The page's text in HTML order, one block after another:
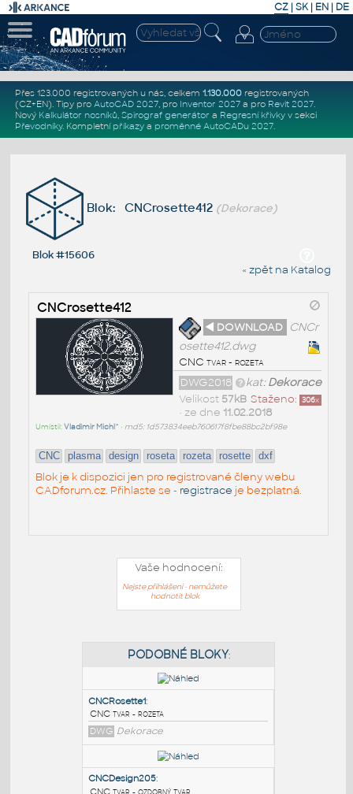
CZ | SK| EN | DE
Přes 123.000 registrovaných u nás, celkem 1.130.000registrovaných
(CZ+EN). Tipy pro AutoCAD 2027, pro Inventor 2027a pro Revit 2027.
Nový Kalkulátor nosníků, Spirograf generátor a Regresní křivkyv sekci
Převodníky. Kompletní příkazya proměnné AutoCADu 2027.
Blok: CNCrosette412 (Dekorace)
Blok #15606
« zpět na Katalog
CNCrosette412
◄ DOWNLOAD
CNCr
osette412.dwg
CNC tvar - rozeta
kat:Dekorace
DWG2018
Staženo: 306x
Velikost 57kB
• ze dne 11.02.2018
Umístil:Vladimir Michl^ • md5: 1d573834eeb760617f8fbe88bc2bf98e
CNC plasma design roseta rozeta rosette dxf
Blok je k dispozici jen pro registrované členy webu
CADforum.cz. Přihlaste se - registrace je bezplatná.
Vaše hodnocení:
Nejste přihlášeni - nemůžete
hodnotit blok
PODOBNÉ BLOKY: